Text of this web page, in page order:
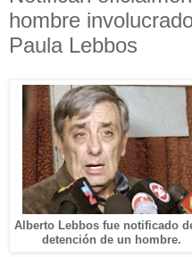
hombre
Paula Lebbos
Alberto Lebbos fue notificado
detención de un hombre.